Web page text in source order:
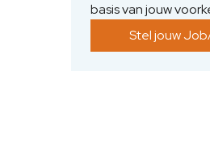
basis van jouw
Stel jouw